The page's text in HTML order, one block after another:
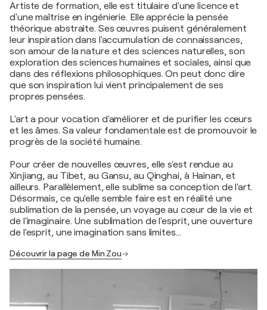
Artiste de formation, elle est titulaire d'une licence et
d'une maîtrise en ingénierie. Elle apprécie la pensée
théorique abstraite. Ses œuvres puisent généralement
leur inspiration dans l'accumulation de connaissances,
son amour de la nature et des sciences naturelles, son
exploration des sciences humaines et sociales, ainsi que
dans des réflexions philosophiques. On peut donc dire
que son inspiration lui vient principalement de ses
propres pensées.
L'art a pour vocation d'améliorer et de purifier les cœurs
et les âmes. Sa valeur fondamentale est de promouvoir le
progrès de la société humaine.
Pour créer de nouvelles œuvres, elle s'est rendue au
Xinjiang, au Tibet, au Gansu, au Qinghai, à Hainan, et
ailleurs. Parallèlement, elle sublime sa conception de l'art.
Désormais, ce qu'elle semble faire est en réalité une
sublimation de la pensée, un voyage au cœur de la vie et
de l'imaginaire. Une sublimation de l'esprit, une ouverture
de l'esprit, une imagination sans limites…
Découvrir la page de Min Zou